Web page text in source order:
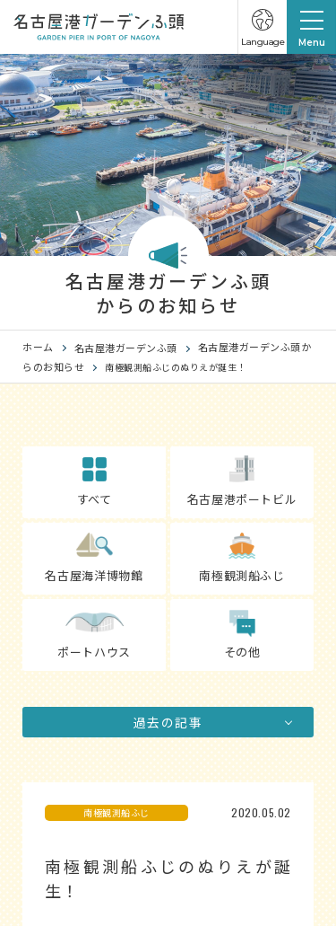
Language Menu
名古屋港ガーデンふ頭
からのお知らせ
ホーム 名古屋港ガーデンふ頭
名古屋港ガーデンふ頭か
らのお知らせ
南極観測船ふじのぬりえが誕生！
すべて 名古屋港ポートビル
名古屋海洋博物館 南極観測船ふじ
ポートハウス その他
過去の記事
南極観測船ふじ 2020.05.02
南極観測船ふじのぬりえが誕
生！